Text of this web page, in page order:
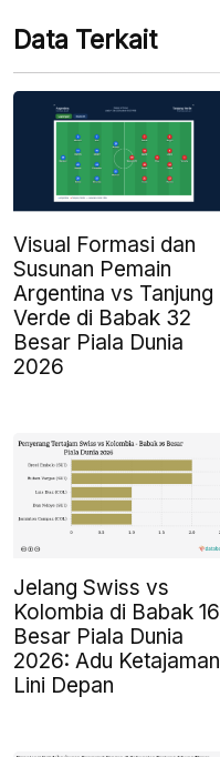
Data Terkait
Visual Formasi dan
Susunan Pemain
Argentina vs Tanjung
Verde di Babak 32
Besar Piala Dunia
2026
Jelang Swiss vs
Kolombia di Babak 16
Besar Piala Dunia
2026: Adu Ketajaman
Lini Depan